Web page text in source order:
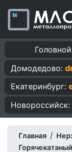
Домодедово:
Екатеринбург:
Новороссийск:
Главная /
Горячекатаный